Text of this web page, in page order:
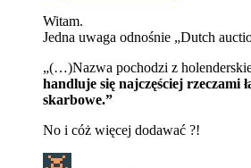
Witam.
Jedna uwaga odnośnie „Dutch
„(…)Nazwa pochodzi z
handluje się najczęściej rzeczami
skarbowe.”
No i cóż więcej dodawać ?!